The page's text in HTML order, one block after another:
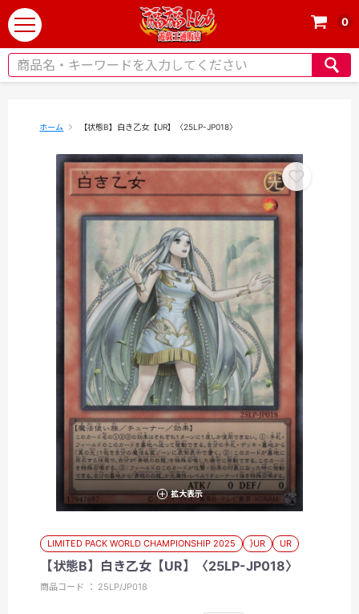
t
o
g
0
ホーム 【状態B】白き乙女【UR】〈25LP-JP018〉
拡大表示
LIMITED PACK WORLD CHAMPIONSHIP 2025 }UR UR
【状態B】白き乙女【UR】〈25LP-JP018〉
商品コード ： 25LP/JP018